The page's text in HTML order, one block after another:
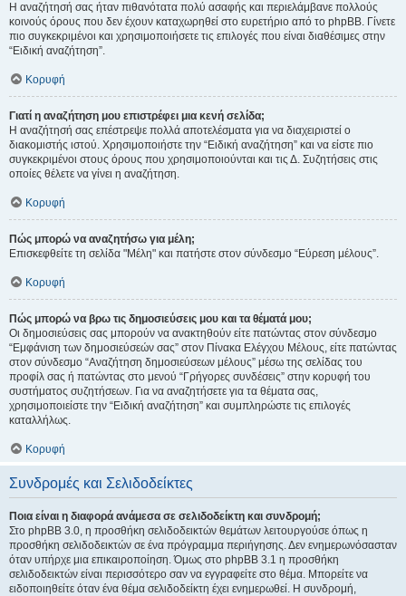
Η αναζήτησή σας ήταν πιθανότατα πολύ ασαφής και περιελάμβανε πολλούς
κοινούς όρους που δεν έχουν καταχωρηθεί στο ευρετήριο από το phpBB. Γίνετε
πιο συγκεκριμένοι και χρησιμοποιήσετε τις επιλογές που είναι διαθέσιμες στην
“Ειδική αναζήτηση”.
Κορυφή
Γιατί η αναζήτηση μου επιστρέφει μια κενή σελίδα;
Η αναζήτησή σας επέστρεψε πολλά αποτελέσματα για να διαχειριστεί ο
διακομιστής ιστού. Χρησιμοποιήστε την “Ειδική αναζήτηση” και να είστε πιο
συγκεκριμένοι στους όρους που χρησιμοποιούνται και τις Δ. Συζητήσεις στις
οποίες θέλετε να γίνει η αναζήτηση.
Κορυφή
Πώς μπορώ να αναζητήσω για μέλη;
Επισκεφθείτε τη σελίδα "Μέλη" και πατήστε στον σύνδεσμο “Εύρεση μέλους”.
Κορυφή
Πώς μπορώ να βρω τις δημοσιεύσεις μου και τα θέματά μου;
Οι δημοσιεύσεις σας μπορούν να ανακτηθούν είτε πατώντας στον σύνδεσμο
“Εμφάνιση των δημοσιεύσεών σας” στον Πίνακα Ελέγχου Μέλους, είτε πατώντας
στον σύνδεσμο “Αναζήτηση δημοσιεύσεων μέλους” μέσω της σελίδας του
προφίλ σας ή πατώντας στο μενού “Γρήγορες συνδέσεις” στην κορυφή του
συστήματος συζητήσεων. Για να αναζητήσετε για τα θέματα σας,
χρησιμοποιείστε την “Ειδική αναζήτηση” και συμπληρώστε τις επιλογές
καταλλήλως.
Κορυφή
Συνδρομές και Σελιδοδείκτες
Ποια είναι η διαφορά ανάμεσα σε σελιδοδείκτη και συνδρομή;
Στο phpBB 3.0, η προσθήκη σελιδοδεικτών θεμάτων λειτουργούσε όπως η
προσθήκη σελιδοδεικτών σε ένα πρόγραμμα περιήγησης. Δεν ενημερωνόσασταν
όταν υπήρχε μια επικαιροποίηση. Όμως στο phpBB 3.1 η προσθήκη
σελιδοδεικτών είναι περισσότερο σαν να εγγραφείτε στο θέμα. Μπορείτε να
ειδοποιηθείτε όταν ένα θέμα σελιδοδείκτη έχει ενημερωθεί. Η συνδρομή,